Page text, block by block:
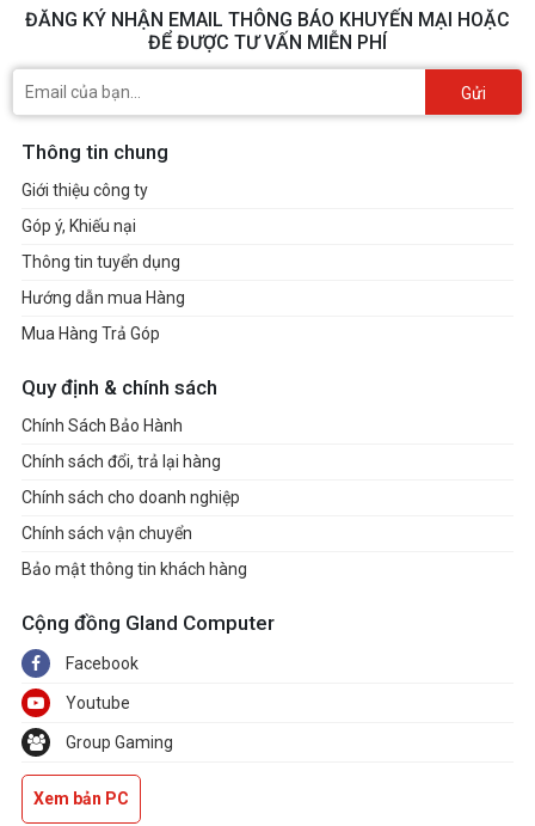
ĐĂNG KÝ NHẬN EMAIL THÔNG BÁO KHUYẾN MẠI HOẶC
ĐỂ ĐƯỢC TƯ VẤN MIỄN PHÍ
Gửi
Thông tin chung
Giới thiệu công ty
Góp ý, Khiếu nại
Thông tin tuyển dụng
Hướng dẫn mua Hàng
Mua Hàng Trả Góp
Quy định & chính sách
Chính Sách Bảo Hành
Chính sách đổi, trả lại hàng
Chính sách cho doanh nghiệp
Chính sách vận chuyển
Bảo mật thông tin khách hàng
Cộng đồng Gland Computer
Facebook
Youtube
Group Gaming
Xem bản PC